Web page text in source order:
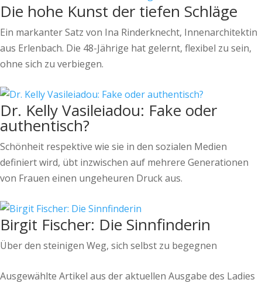
Die hohe Kunst der tiefen Schläge
Ein markanter Satz von Ina Rinderknecht, Innenarchitektin
aus Erlenbach. Die 48-Jährige hat gelernt, flexibel zu sein,
ohne sich zu verbiegen.
Dr. Kelly Vasileiadou: Fake oder
authentisch?
Schönheit respektive wie sie in den sozialen Medien
definiert wird, übt inzwischen auf mehrere Generationen
von Frauen einen ungeheuren Druck aus.
Birgit Fischer: Die Sinnfinderin
Über den steinigen Weg, sich selbst zu begegnen
Ausgewählte Artikel aus der aktuellen Ausgabe des Ladies